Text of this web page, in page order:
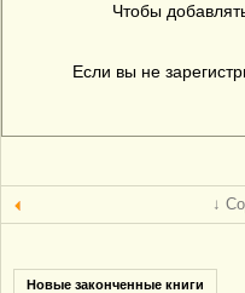
Чтобы
Если вы не
↓
Новые законченные книги